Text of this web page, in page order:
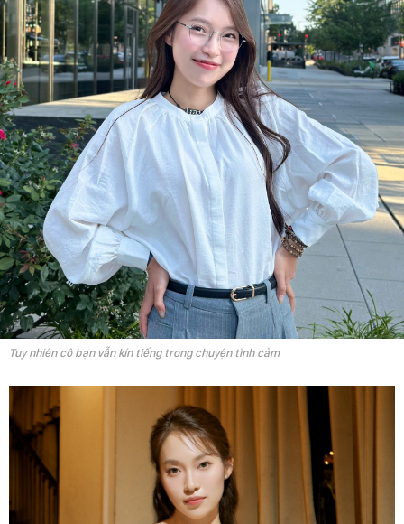
Tuy nhiên cô bạn vẫn kín tiếng trong chuyện tình cảm